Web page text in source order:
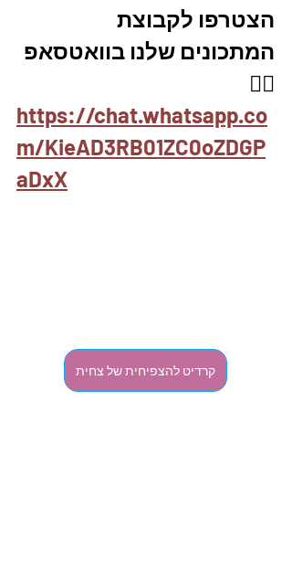
הצטרפו לקבוצת
המתכונים שלנו בוואטסאפ
👇🏽
https://chat.whatsapp.co
m/KieAD3RB01ZC0oZDGP
aDxX
קרדיט להצפיחית של צחית